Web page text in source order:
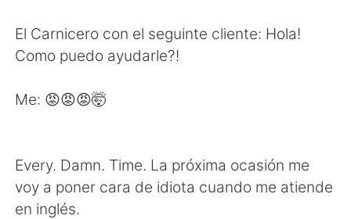
El Carnicero con el seguinte cliente: Hola!
Como puedo ayudarle?!
Me: 😡😡😡🤯
Every. Damn. Time. La próxima ocasión me
voy a poner cara de idiota cuando me atiende
en inglés.